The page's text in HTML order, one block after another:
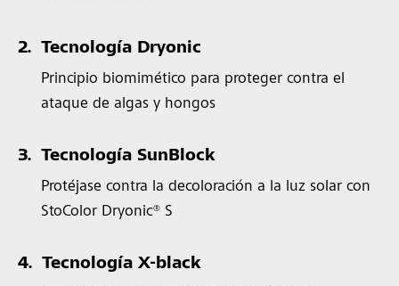
2. Tecnología Dryonic
Principio biomimético para proteger contra el
ataque de algas y hongos
3. Tecnología SunBlock
Protéjase contra la decoloración a la luz solar con
StoColor Dryonic® S
4. Tecnología X-black